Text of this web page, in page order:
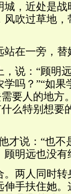
，近处是
吹过草地
在一旁，
说：“顾明
吗？”“如果
要人的地方
么特别想要
才说：“也不
明远也没有
两人同时
手扶住她